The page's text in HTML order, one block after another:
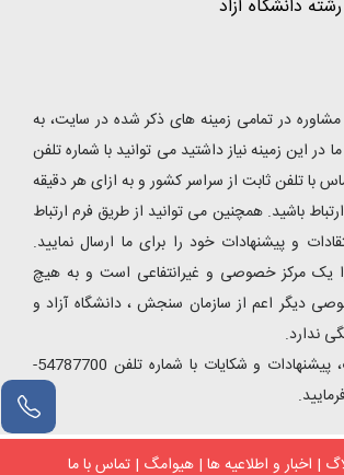
دانشگاه آزاد
در تمامی زمینه های ذکر شده در سایت، به
این زمینه نیاز داشتید می توانید با شماره تلفن
( تماس با تلفن ثابت از سراسر کشور و به ازای هر دقیقه
) در ارتباط باشید. همچنین می توانید از طریق فرم ارتباط
و پیشنهادات خود را برای ما ارسال نمایید.
یک مرکز خصوصی و غیرانتفاعی است و به هیچ
دیگر اعم از سازمان سنجش ، دانشگاه آزاد و
ندارد.
جهت ارئه انتقادات، پیشنهادات و شکایات با شماره تلفن 54787700-
| اخبار و اطلاعیه ها | هیوامگ | تماس با ما